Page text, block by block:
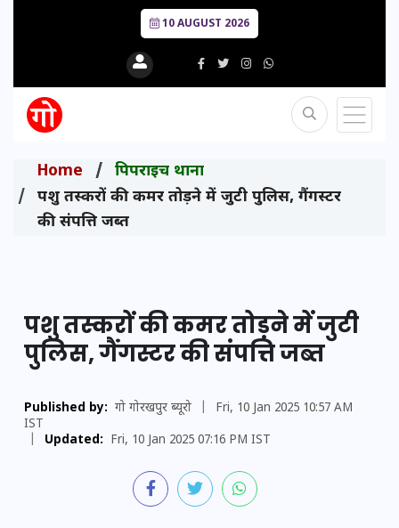
10 AUGUST 2026
Home
पिपराइच थाना
पशु तस्करों की कमर तोड़ने में जुटी पुलिस, गैंगस्टर
की संपत्ति जब्त
पशु तस्करों की कमर तोड़ने में जुटी
पुलिस, गैंगस्टर की संपत्ति जब्त
Published by: गो गोरखपुर ब्यूरो
Fri, 10 Jan 2025 10:57 AM
IST
Updated: Fri, 10 Jan 2025 07:16 PM IST